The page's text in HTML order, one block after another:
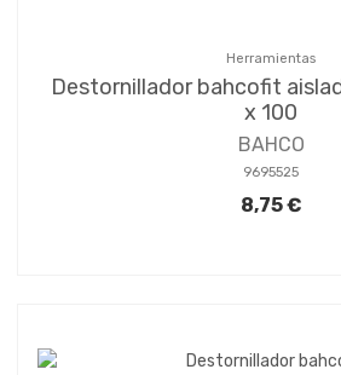
Herramientas
Destornillador bahcofit
x 100
BAHCO
9695525
8,75 €